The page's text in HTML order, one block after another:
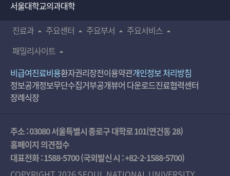
서울대학교의과대학
진료과
주요센터 주요부서
주요서비스
패밀리사이트
비급여진료비용환자권리장전이용약관개인정보 처리방침
정보공개정보무단수집거부공개뷰어 다운로드진료협력센터
장례식장
주소 : 03080 서울특별시 종로구 대학로 101(연건동 28)
홈페이지 의견접수
대표전화 :1588-5700(국외발신 시 :+82-2-1588-5700)